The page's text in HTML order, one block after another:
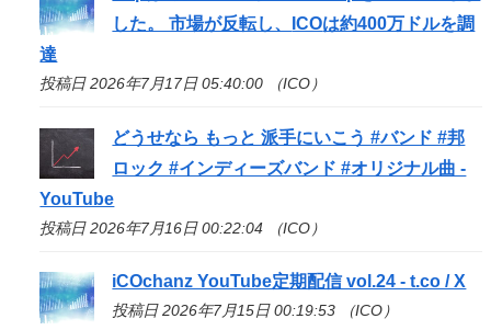
した。 市場が反転し、
ICOは約400万ドルを調
達
投稿日 2026年7月17日 05:40:00 （ICO）
どうせなら もっと 派手にいこう #バンド #邦
ロック #インディーズバンド #オリジナル曲 -
YouTube
投稿日 2026年7月16日 00:22:04 （ICO）
iCOchanz YouTube定期配信 vol.24 - t.co / X
投稿日 2026年7月15日 00:19:53 （ICO）